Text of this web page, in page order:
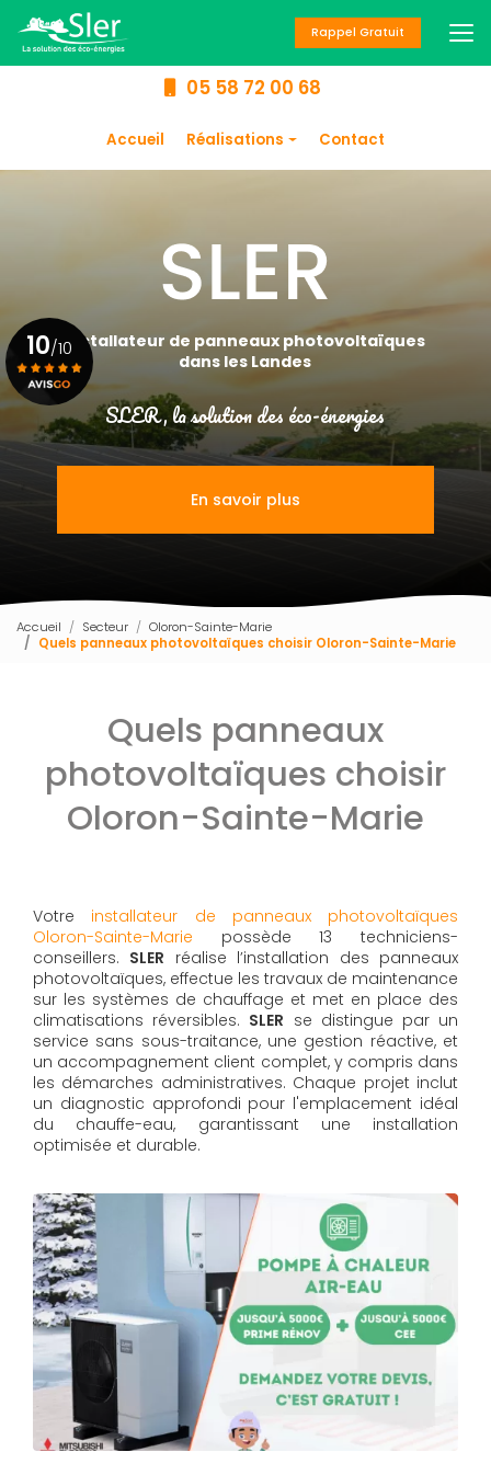
au
contenu
principal
05 58 72 00 68
Accueil Réalisations
Chauffage
Climatisation
Contact
Rappel Gratuit
Installateur de panneaux photovoltaïques
dans les Landes
SLER, la solution des éco-énergies
En savoir plus
10/10
Voir le certificat
Accueil Secteur
Oloron-Sainte-Marie
Quels panneaux photovoltaïques choisir Oloron-Sainte-Marie
Quels panneaux
photovoltaïques choisir
Oloron-Sainte-Marie
Votre installateur de panneaux photovoltaïques
Oloron-Sainte-Marie possède 13 techniciens-
conseillers. SLER réalise l’installation des panneaux
photovoltaïques, effectue les travaux de maintenance
sur les systèmes de chauffage et met en place des
climatisations réversibles. SLER se distingue par un
service sans sous-traitance, une gestion réactive, et
un accompagnement client complet, y compris dans
les démarches administratives. Chaque projet inclut
un diagnostic approfondi pour l'emplacement idéal
du chauffe-eau, garantissant une installation
optimisée et durable.